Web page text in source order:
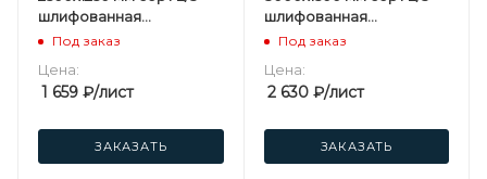
шлифованная
березовая
Под заказ
Цена:
1 659 ₽/лист
ЗАКАЗАТЬ
шлифованная
березовая
Под заказ
Цена:
2 630₽/лист
ЗАКАЗАТЬ